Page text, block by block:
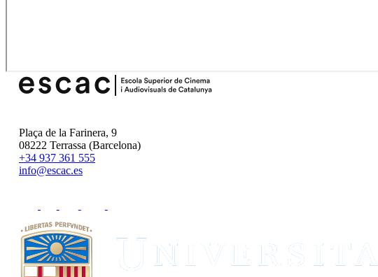
Plaça de la Farinera, 9
08222 Terrassa (Barcelona)
+34 937 361 555
info@escac.es